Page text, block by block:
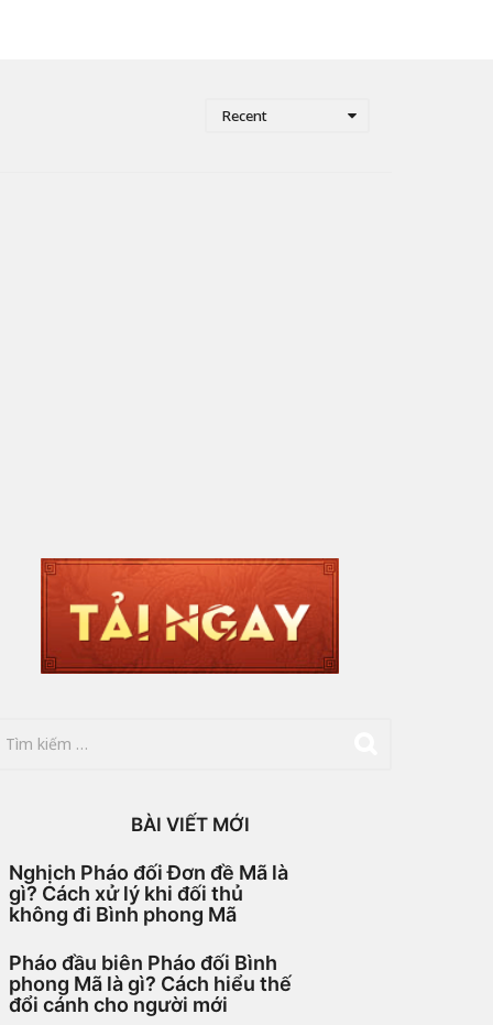
Recent
BÀI VIẾT MỚI
Nghịch Pháo đối Đơn đề Mã là
gì? Cách xử lý khi đối thủ
không đi Bình phong Mã
Pháo đầu biên Pháo đối Bình
phong Mã là gì? Cách hiểu thế
đổi cánh cho người mới